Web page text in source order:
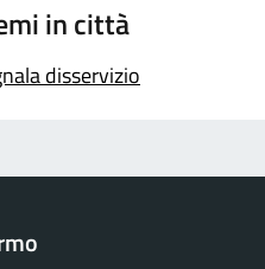
in città
disservizio